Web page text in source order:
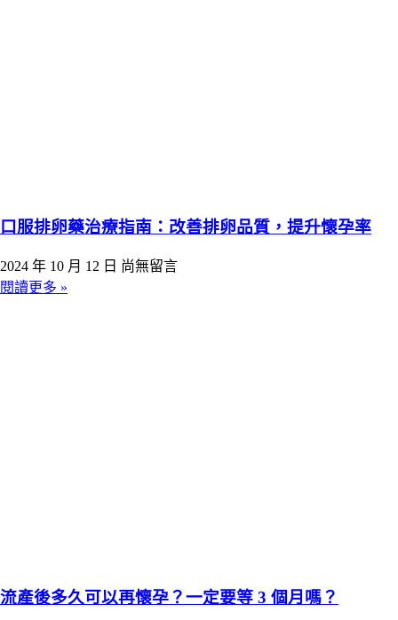
口服排卵藥治療指南：改善排卵品質，提升懷孕率
2024 年 10 月 12 日 尚無留言
閱讀更多 »
流產後多久可以再懷孕？一定要等 3 個月嗎？